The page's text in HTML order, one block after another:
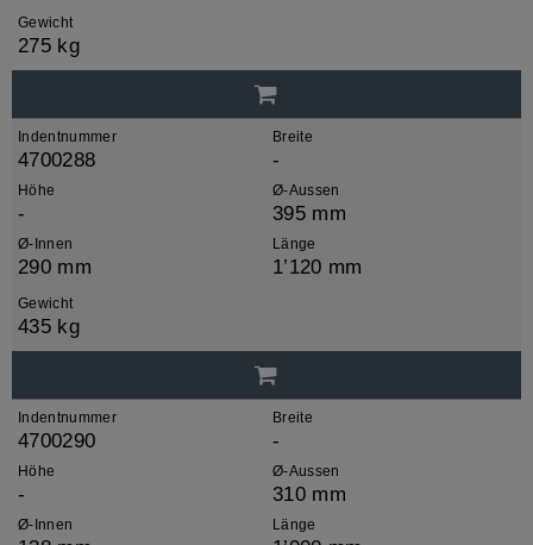
Gewicht
275 kg
Indentnummer
4700288
Breite
-
Höhe
-
Ø-Aussen
395 mm
Ø-Innen
290 mm
Länge
1’120 mm
Gewicht
435 kg
Indentnummer
4700290
Breite
-
Höhe
-
Ø-Aussen
310 mm
Ø-Innen Länge